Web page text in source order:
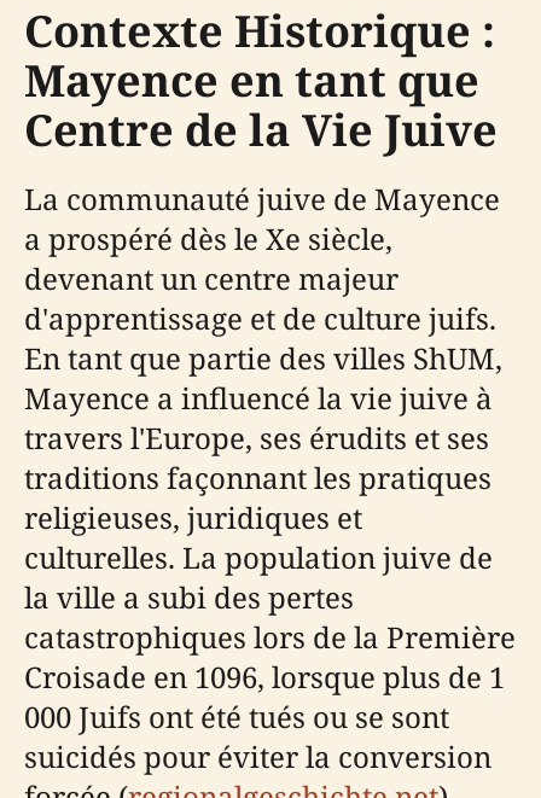
Contexte Historique :
Mayence en tant que
Centre de la Vie Juive
La communauté juive de Mayence
a prospéré dès le Xe siècle,
devenant un centre majeur
d'apprentissage et de culture juifs.
En tant que partie des villes ShUM,
Mayence a influencé la vie juive à
travers l'Europe, ses érudits et ses
traditions façonnant les pratiques
religieuses, juridiques et
culturelles. La population juive de
la ville a subi des pertes
catastrophiques lors de la Première
Croisade en 1096, lorsque plus de 1
000 Juifs ont été tués ou se sont
suicidés pour éviter la conversion